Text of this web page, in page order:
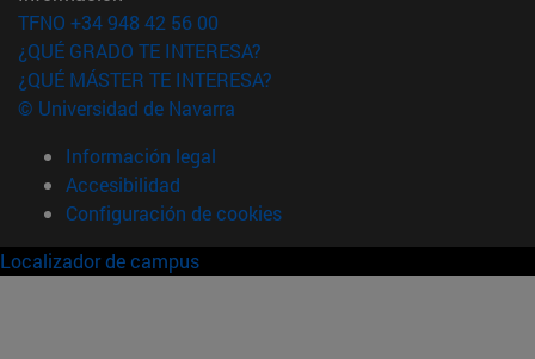
TFNO +34 948 42 56 00
¿QUÉ GRADO TE INTERESA?
¿QUÉ MÁSTER TE INTERESA?
© Universidad de Navarra
Información legal
Accesibilidad
Configuración de cookies
Localizador de campus